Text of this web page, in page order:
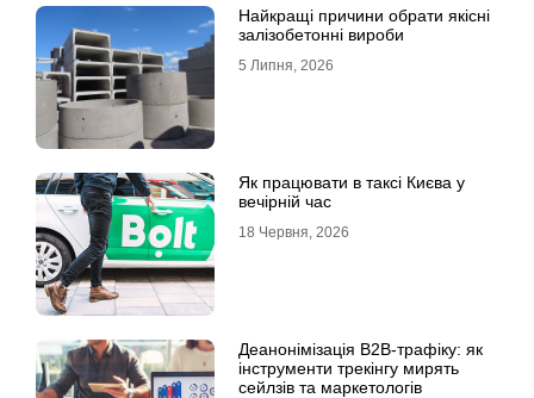
Найкращі причини обрати якісні
залізобетонні вироби
5 Липня, 2026
Як працювати в таксі Києва у
вечірній час
18 Червня, 2026
Деанонімізація B2B-трафіку: як
інструменти трекінгу мирять
сейлзів та маркетологів